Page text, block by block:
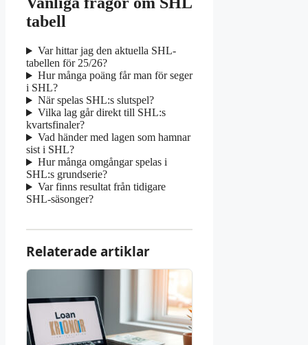
tabell
Var hittar jag den aktuella SHL-
tabellen för 25/26?
Hur många poäng får man för seger
i SHL?
När spelas SHL:s slutspel?
Vilka lag går direkt till SHL:s
kvartsfinaler?
Vad händer med lagen som hamnar
sist i SHL?
Hur många omgångar spelas i
SHL:s grundserie?
Var finns resultat från tidigare
SHL-säsonger?
Relaterade artiklar